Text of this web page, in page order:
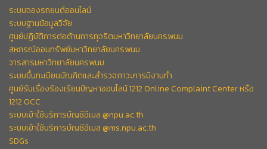
ระบบจองรถยนต์ออนไลน์
ระบบฐานข้อมูลวิจัย
ศูนย์ปฏิบัติการต่อต้านการทุจริตมหาวิทยาลัยนครพนม
สหกรณ์ออมทรัพย์มหาวิทยาลัยนครพนม
วารสารมหาวิทยาลัยนครพนม
ระบบขึ้นทะเบียนบัณฑิตและสำรวจภาวะการมีงานทำ
ศูนย์รับเรื่องร้องเรียนปัญหาออนไลน์ 1212 Online Complaint Center หรือ
1212 OCC
ระบบเข้าใช้บริการบัญชีอีเมล @npu.ac.th
ระบบเข้าใช้บริการบัญชีอีเมล @ms.npu.ac.th
SDGs